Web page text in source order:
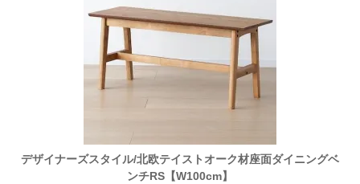
デザイナーズスタイル/北欧テイストオーク材座面ダイニングベ
ンチRS【W100cm】